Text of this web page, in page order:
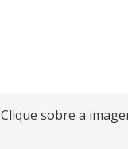
Clique sobre a